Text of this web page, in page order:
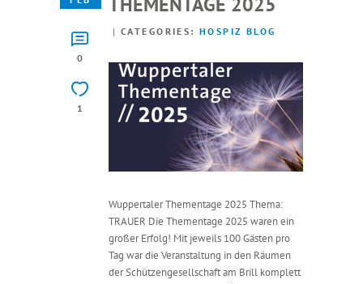
0
1
CATEGORIES:HOSPIZ BLOG
Wuppertaler Thementage 2025 Thema:
TRAUER Die Thementage 2025 waren ein
großer Erfolg! Mit jeweils 100 Gästen pro
Tag war die Veranstaltung in den Räumen
der Schützengesellschaft am Brill komplett